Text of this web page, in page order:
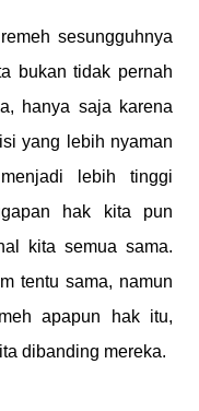
sesungguhnya
bukan tidak pernah
hanya saja karena
yang lebih nyaman
lebih tinggi
hak kita pun
kita semua sama.
tentu sama, namun
apapun hak itu,
dibanding mereka.